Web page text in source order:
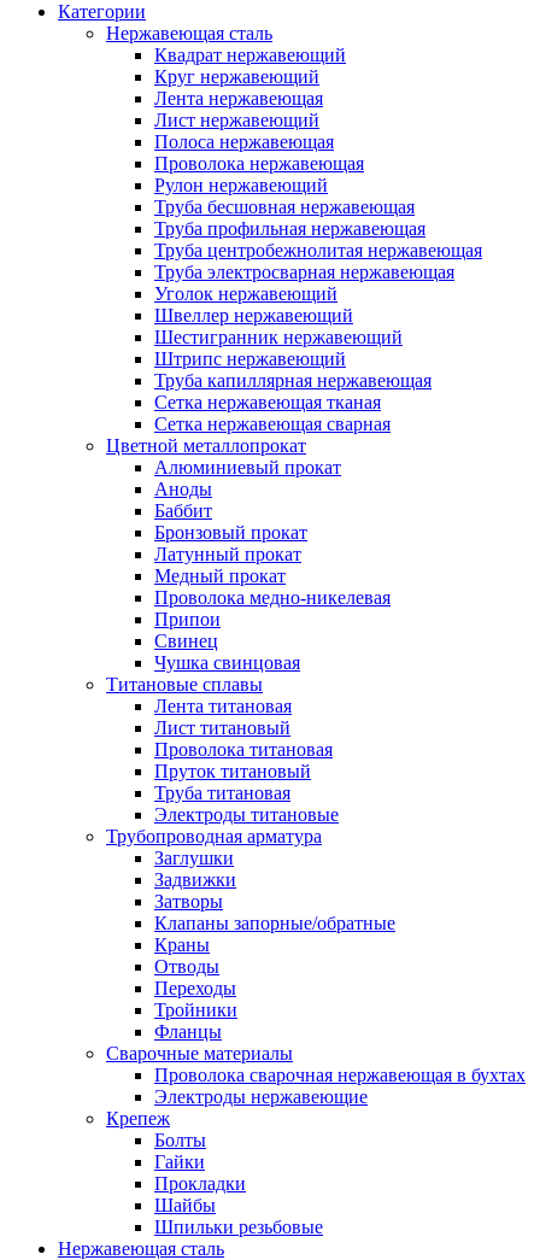
Категории
Нержавеющая сталь
Квадрат нержавеющий
Круг нержавеющий
Лента нержавеющая
Лист нержавеющий
Полоса нержавеющая
Проволока нержавеющая
Рулон нержавеющий
Труба бесшовная нержавеющая
Труба профильная нержавеющая
Труба центробежнолитая нержавеющая
Труба электросварная нержавеющая
Уголок нержавеющий
Швеллер нержавеющий
Шестигранник нержавеющий
Штрипс нержавеющий
Труба капиллярная нержавеющая
Сетка нержавеющая тканая
Сетка нержавеющая сварная
Цветной металлопрокат
Алюминиевый прокат
Аноды
Баббит
Бронзовый прокат
Латунный прокат
Медный прокат
Проволока медно-никелевая
Припои
Свинец
Чушка свинцовая
Титановые сплавы
Лента титановая
Лист титановый
Проволока титановая
Пруток титановый
Труба титановая
Электроды титановые
Трубопроводная арматура
Заглушки
Задвижки
Затворы
Клапаны запорные/обратные
Краны
Отводы
Переходы
Тройники
Фланцы
Сварочные материалы
Проволока сварочная нержавеющая в бухтах
Электроды нержавеющие
Крепеж
Болты
Гайки
Прокладки
Шайбы
Шпильки резьбовые
Нержавеющая сталь